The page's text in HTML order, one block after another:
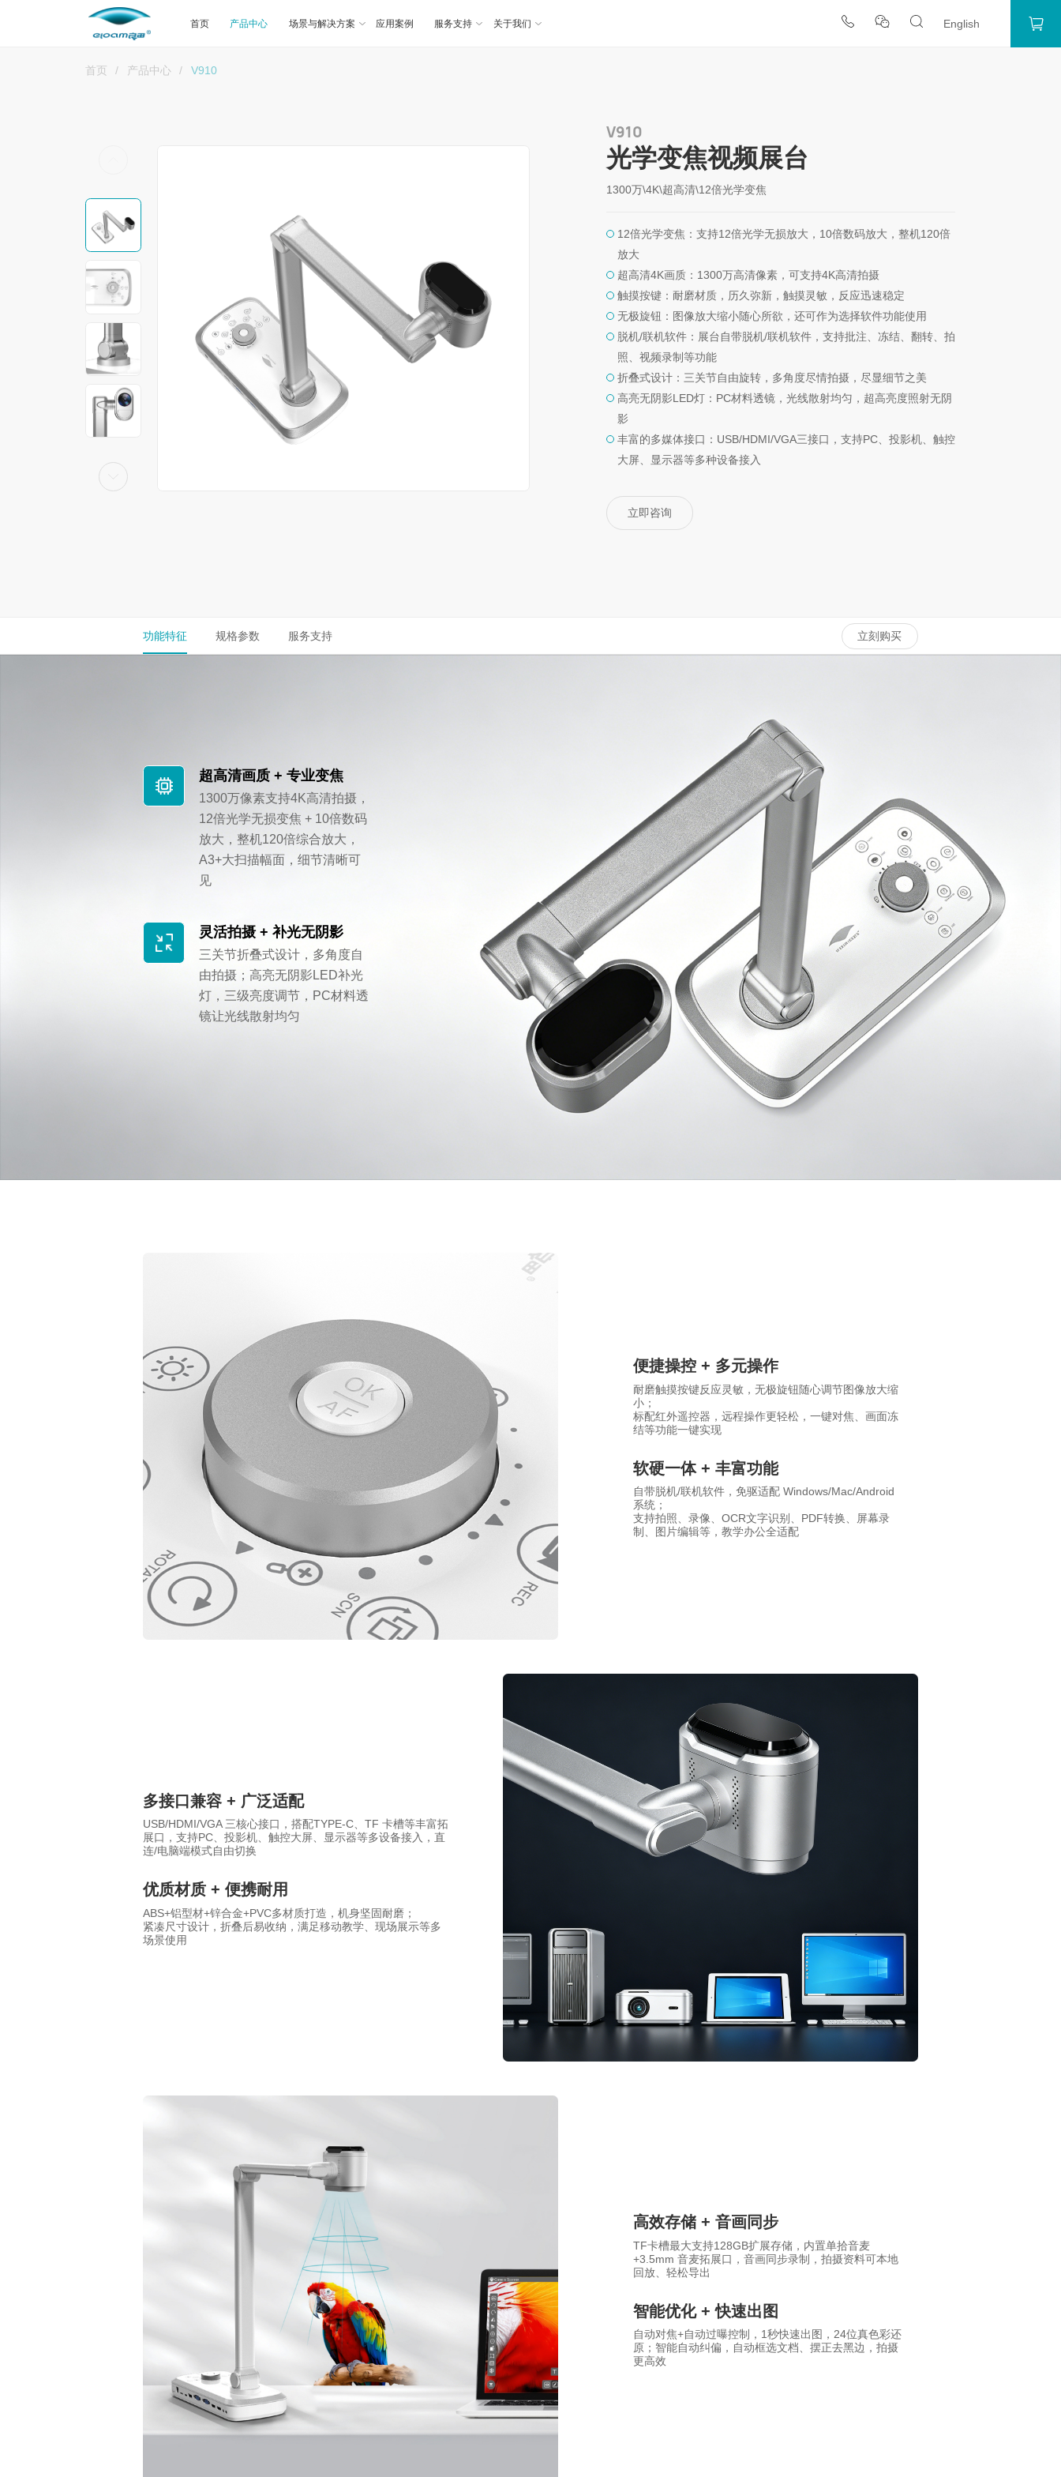
首页 产品中心 场景与解决方案 应用案例 服务支持 关于我们 English
首页 / 产品中心 / V910
V910
光学变焦视频展台
1300万\4K\超高清\12倍光学变焦
12倍光学变焦：支持12倍光学无损放大，10倍数码放大，整机120倍
放大
超高清4K画质：1300万高清像素，可支持4K高清拍摄
触摸按键：耐磨材质，历久弥新，触摸灵敏，反应迅速稳定
无极旋钮：图像放大缩小随心所欲，还可作为选择软件功能使用
脱机/联机软件：展台自带脱机/联机软件，支持批注、冻结、翻转、拍
照、视频录制等功能
折叠式设计：三关节自由旋转，多角度尽情拍摄，尽显细节之美
高亮无阴影LED灯：PC材料透镜，光线散射均匀，超高亮度照射无阴
影
丰富的多媒体接口：USB/HDMI/VGA三接口，支持PC、投影机、触控
大屏、显示器等多种设备接入
立即咨询
功能特征 规格参数 服务支持 立刻购买
超高清画质 + 专业变焦
1300万像素支持4K高清拍摄，
12倍光学无损变焦 + 10倍数码
放大，整机120倍综合放大，
A3+大扫描幅面，细节清晰可
见
灵活拍摄 + 补光无阴影
三关节折叠式设计，多角度自
由拍摄；高亮无阴影LED补光
灯，三级亮度调节，PC材料透
镜让光线散射均匀
便捷操控 + 多元操作
耐磨触摸按键反应灵敏，无极旋钮随心调节图像放大缩
小；
标配红外遥控器，远程操作更轻松，一键对焦、画面冻
结等功能一键实现
软硬一体 + 丰富功能
自带脱机/联机软件，免驱适配 Windows/Mac/Android
系统；
支持拍照、录像、OCR文字识别、PDF转换、屏幕录
制、图片编辑等，教学办公全适配
多接口兼容 + 广泛适配
USB/HDMI/VGA 三核心接口，搭配TYPE-C、TF 卡槽等丰富拓
展口，支持PC、投影机、触控大屏、显示器等多设备接入，直
连/电脑端模式自由切换
优质材质 + 便携耐用
ABS+铝型材+锌合金+PVC多材质打造，机身坚固耐磨；
紧凑尺寸设计，折叠后易收纳，满足移动教学、现场展示等多
场景使用
高效存储 + 音画同步
TF卡槽最大支持128GB扩展存储，内置单拾音麦
+3.5mm 音麦拓展口，音画同步录制，拍摄资料可本地
回放、轻松导出
智能优化 + 快速出图
自动对焦+自动过曝控制，1秒快速出图，24位真色彩还
原；智能自动纠偏，自动框选文档、摆正去黑边，拍摄
更高效